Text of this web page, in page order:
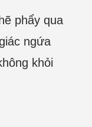
phẩy qua
ngứa
khỏi